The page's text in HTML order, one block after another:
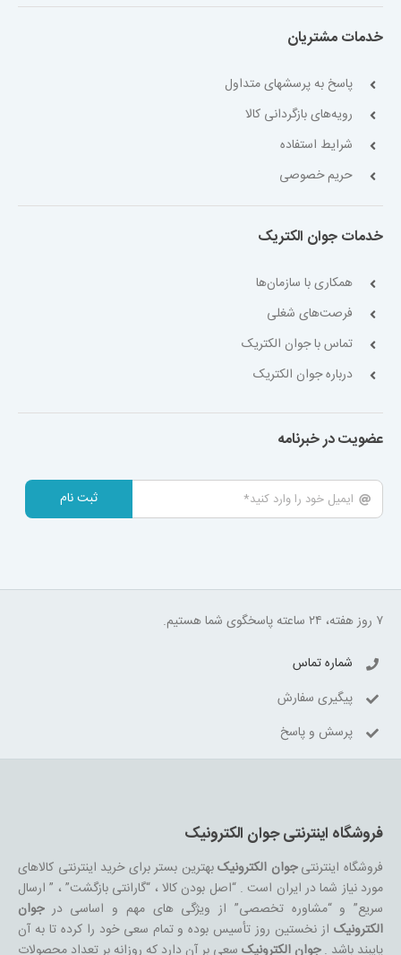
خدمات مشتریان
پاسخ به پرسشهای متداول
رویه‌های بازگردانی کالا
شرایط استفاده
حریم خصوصی
خدمات جوان الکتریک
همکاری با سازمان‌ها
فرصت‌های شغلی
تماس با جوان الکتریک
درباره جوان الکتریک
عضویت در خبرنامه
ثبت نام
۷ روز هفته، ۲۴ ساعته پاسخگوی شما هستیم.
شماره تماس
پیگیری سفارش
پرسش و پاسخ
فروشگاه اینترنتی جوان الکترونیک
فروشگاه اینترنتیجوان الکترونیکبهترین بستر برای خرید اینترنتی کالاهای
مورد نیاز شما در ایران است . “اصل بودن کالا ، “گارانتی بازگشت” ، ” ارسال
سریع” و “مشاوره تخصصی” از ویژگی های مهم و اساسی درجوان
الکترونیکاز نخستین روز تأسیس بوده و تمام سعی خود را کرده تا به آن
پایبند باشد .جوان الکترونیکسعی بر آن دارد که روزانه بر تعداد محصولات